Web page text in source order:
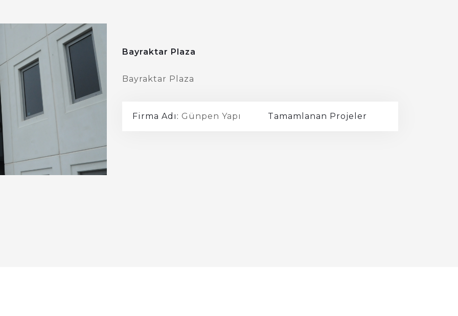
Bayraktar Plaza
Bayraktar Plaza
Firma Adı: Günpen Yapı Tamamlanan Projeler